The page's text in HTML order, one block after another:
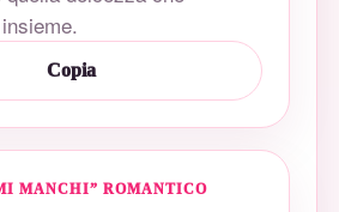
Copia
MANCHI” ROMANTICO